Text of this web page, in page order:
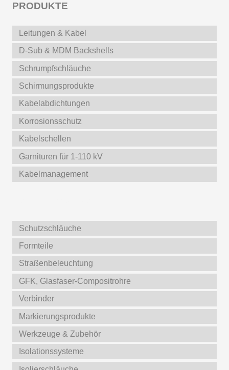
PRODUKTE
Leitungen & Kabel
D-Sub & MDM Backshells
Schrumpfschläuche
Schirmungsprodukte
Kabelabdichtungen
Korrosionsschutz
Kabelschellen
Garnituren für 1-110 kV
Kabelmanagement
Schutzschläuche
Formteile
Straßenbeleuchtung
GFK, Glasfaser-Compositrohre
Verbinder
Markierungsprodukte
Werkzeuge & Zubehör
Isolationssysteme